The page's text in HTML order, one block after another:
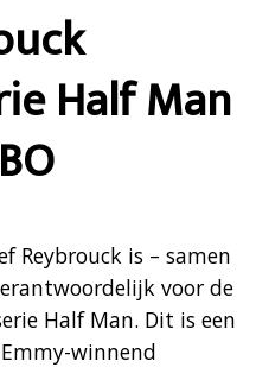
Half Man
Reybrouck is – samen
voor de
Half Man. Dit is een
winnend